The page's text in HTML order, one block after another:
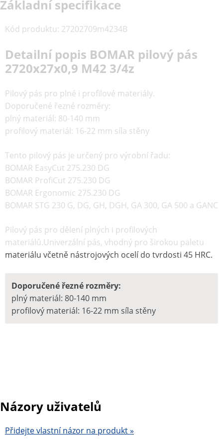
Základní specifikace
Kód produktu: 27202709m4234B
Detailní popis BOMAR pilový pás
2720x27x0,9 M42 3/4z
Pilový pás pro plné i profilové materiály.
Doporučené řezné rozměry:
plný materiál: 80-140 mm
profilový materiál: 16-22 mm síla stěny
Tento pilový pás je určený pro výrobní řadu:
BOMAR EasyCut 275.230 DG
BOMAR ProfiCut 275.230 DG
BOMAR Ergonomic 275.230 DG
BOMAR STG 230 G, DG, GH, DGH, GA 300, GA 500 a GANC
Pilový pás pro dělení plných i profilových
materiálů.Univerzální pás, vhodný pro širokou paletu
materiálu včetně nástrojových ocelí do tvrdosti 45 HRC.
Doporučené řezné rozměry:
plný materiál: 80-140 mm
profilový materiál: 16-22 mm síla stěny
Názory uživatelů
Přidejte vlastní názor na produkt »